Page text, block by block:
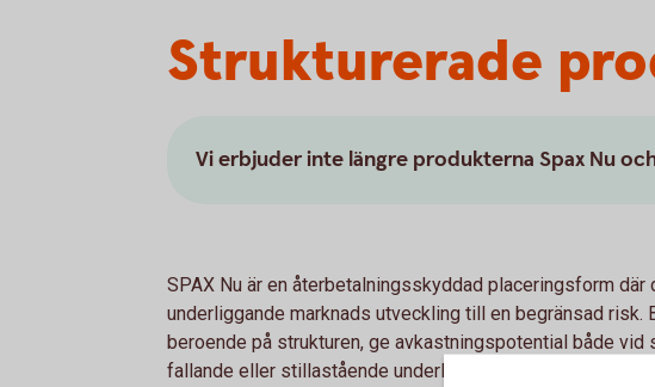
Strukturerade
Vi erbjuder inte längre produkterna Spax Nu
SPAX Nu är en återbetalningsskyddad placeringsform där
underliggande marknads utveckling till en begränsad risk.
beroende på strukturen, ge avkastningspotential både vid
fallande eller stillastående underliggande marknad.